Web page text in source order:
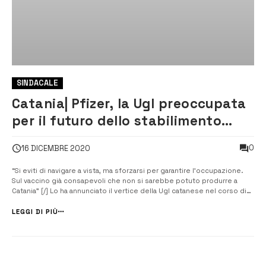
SINDACALE
Catania| Pfizer, la Ugl preoccupata
per il futuro dello stabilimento
16 DICEMBRE 2020 0
“Si eviti di navigare a vista, ma sforzarsi per garantire l’occupazione.
Sul vaccino già consapevoli che non si sarebbe potuto produrre a
Catania” [/] Lo ha annunciato il vertice della Ugl catanese nel corso di
informativa annuale riguardante il sito catanese di Pfizer. Una...
LEGGI DI PIÙ